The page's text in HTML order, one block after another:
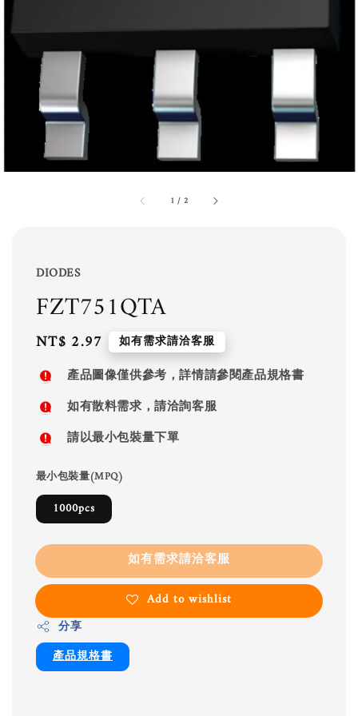
1 / 2
DIODES
FZT751QTA
Regular
price
NT$ 2.97 如有需求請洽客服
產品圖像僅供參考，詳情請參閱產品規格書
如有散料需求，請洽詢客服
請以最小包裝量下單
最小包裝量(MPQ)
1000pcs
如有需求請洽客服
Add to wishlist
分享
產品規格書